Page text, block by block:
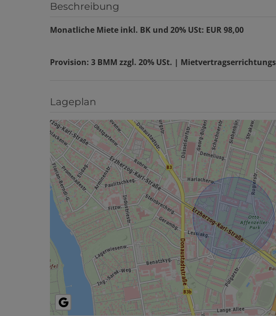
Beschreibung
Monatliche Miete inkl. BK und 20% USt: EUR 98,00
Provision: 3 BMM zzgl. 20% USt. |
Lageplan